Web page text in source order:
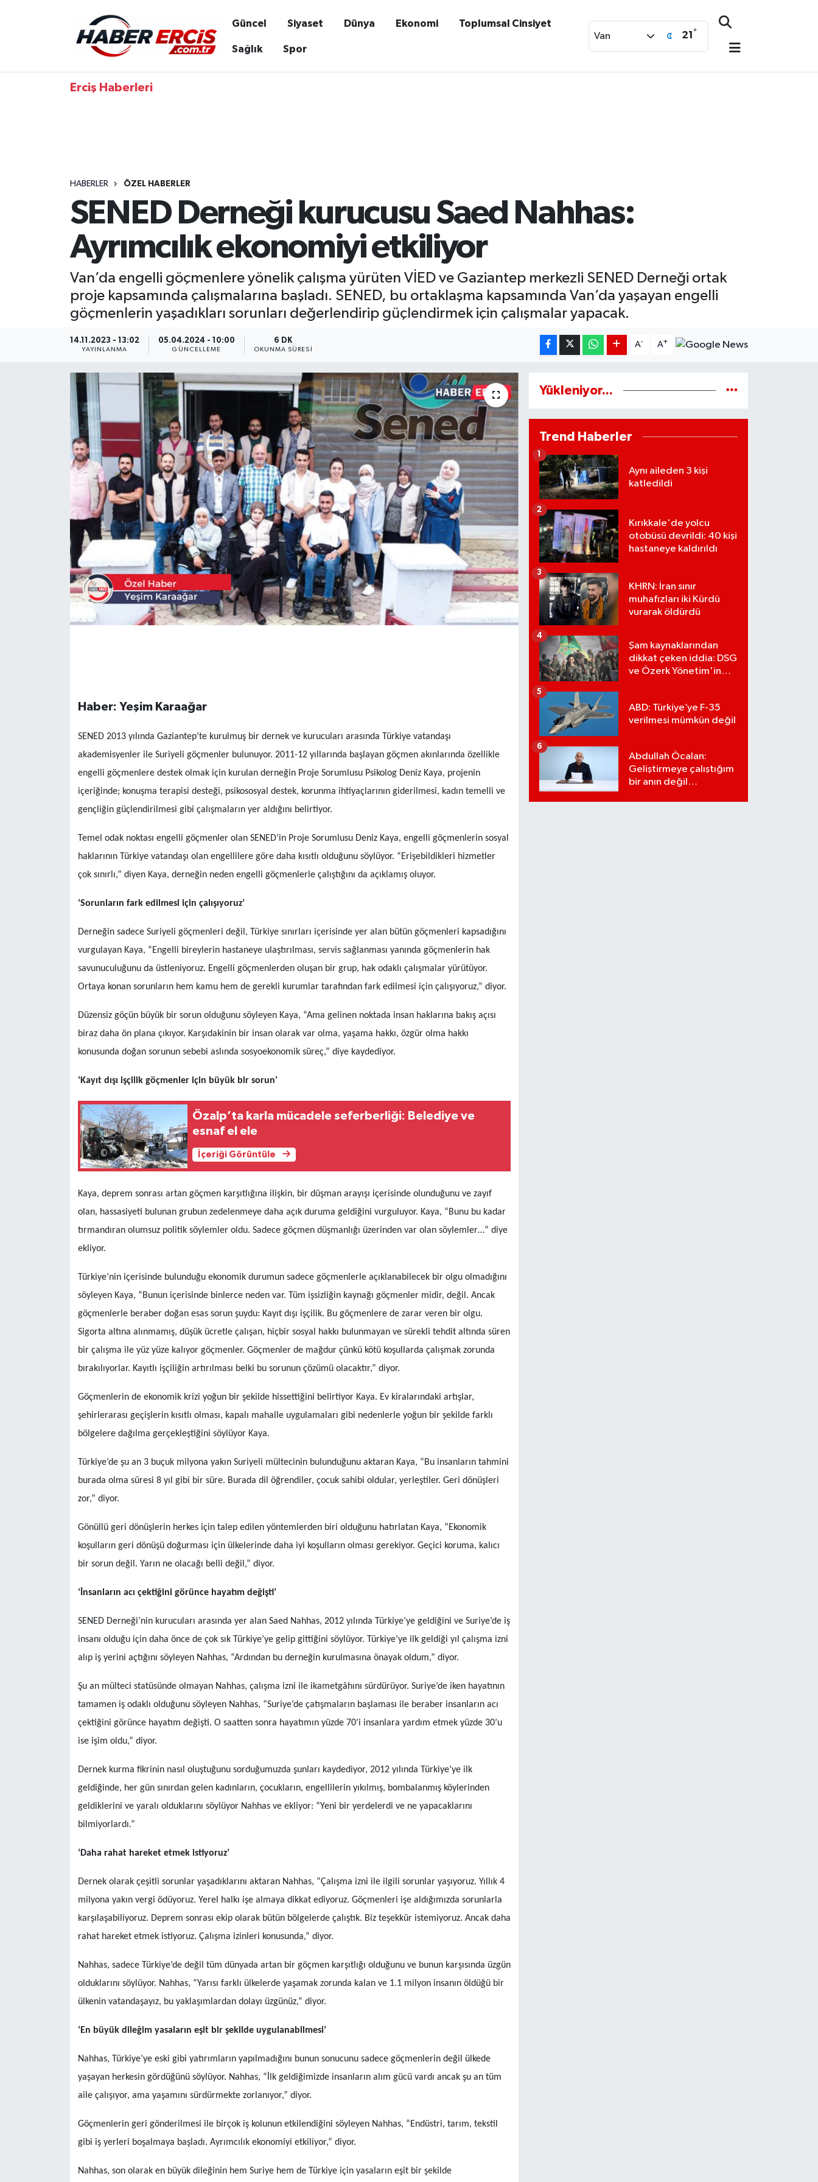
Güncel Siyaset Dünya Ekonomi Toplumsal Cinsiyet
Sağlık Spor
Van 21 °
Erciş Haberleri
HABERLER ÖZEL HABERLER
SENED Derneği kurucusu Saed Nahhas:
Ayrımcılık ekonomiyi etkiliyor
Van’da engelli göçmenlere yönelik çalışma yürüten VİED ve Gaziantep merkezli SENED Derneği ortak
proje kapsamında çalışmalarına başladı. SENED, bu ortaklaşma kapsamında Van’da yaşayan engelli
göçmenlerin yaşadıkları sorunları değerlendirip güçlendirmek için çalışmalar yapacak.
14.11.2023 - 13:02
YAYINLANMA
05.04.2024 - 10:00
GÜNCELLEME
6 DK
OKUNMA SÜRESI
A- A+
Haber: Yeşim Karaağar
SENED 2013 yılında Gaziantep’te kurulmuş bir dernek ve kurucuları arasında Türkiye vatandaşı
akademisyenler ile Suriyeli göçmenler bulunuyor. 2011-12 yıllarında başlayan göçmen akınlarında özellikle
engelli göçmenlere destek olmak için kurulan derneğin Proje Sorumlusu Psikolog Deniz Kaya, projenin
içeriğinde; konuşma terapisi desteği, psikososyal destek, korunma ihtiyaçlarının giderilmesi, kadın temelli ve
gençliğin güçlendirilmesi gibi çalışmaların yer aldığını belirtiyor.
Temel odak noktası engelli göçmenler olan SENED’in Proje Sorumlusu Deniz Kaya, engelli göçmenlerin sosyal
haklarının Türkiye vatandaşı olan engellilere göre daha kısıtlı olduğunu söylüyor. “Erişebildikleri hizmetler
çok sınırlı,” diyen Kaya, derneğin neden engelli göçmenlerle çalıştığını da açıklamış oluyor.
‘Sorunların fark edilmesi için çalışıyoruz’
Derneğin sadece Suriyeli göçmenleri değil, Türkiye sınırları içerisinde yer alan bütün göçmenleri kapsadığını
vurgulayan Kaya, “Engelli bireylerin hastaneye ulaştırılması, servis sağlanması yanında göçmenlerin hak
savunuculuğunu da üstleniyoruz. Engelli göçmenlerden oluşan bir grup, hak odaklı çalışmalar yürütüyor.
Ortaya konan sorunların hem kamu hem de gerekli kurumlar tarafından fark edilmesi için çalışıyoruz,” diyor.
Düzensiz göçün büyük bir sorun olduğunu söyleyen Kaya, “Ama gelinen noktada insan haklarına bakış açısı
biraz daha ön plana çıkıyor. Karşıdakinin bir insan olarak var olma, yaşama hakkı, özgür olma hakkı
konusunda doğan sorunun sebebi aslında sosyoekonomik süreç,” diye kaydediyor.
‘Kayıt dışı işçilik göçmenler için büyük bir sorun’
Özalp’ta karla mücadele seferberliği: Belediye ve
esnaf el ele
İçeriği Görüntüle
Kaya, deprem sonrası artan göçmen karşıtlığına ilişkin, bir düşman arayışı içerisinde olunduğunu ve zayıf
olan, hassasiyeti bulunan grubun zedelenmeye daha açık duruma geldiğini vurguluyor. Kaya, “Bunu bu kadar
tırmandıran olumsuz politik söylemler oldu. Sadece göçmen düşmanlığı üzerinden var olan söylemler…” diye
ekliyor.
Türkiye’nin içerisinde bulunduğu ekonomik durumun sadece göçmenlerle açıklanabilecek bir olgu olmadığını
söyleyen Kaya, “Bunun içerisinde binlerce neden var. Tüm işsizliğin kaynağı göçmenler midir, değil. Ancak
göçmenlerle beraber doğan esas sorun şuydu: Kayıt dışı işçilik. Bu göçmenlere de zarar veren bir olgu.
Sigorta altına alınmamış, düşük ücretle çalışan, hiçbir sosyal hakkı bulunmayan ve sürekli tehdit altında süren
bir çalışma ile yüz yüze kalıyor göçmenler. Göçmenler de mağdur çünkü kötü koşullarda çalışmak zorunda
bırakılıyorlar. Kayıtlı işçiliğin artırılması belki bu sorunun çözümü olacaktır,” diyor.
Göçmenlerin de ekonomik krizi yoğun bir şekilde hissettiğini belirtiyor Kaya. Ev kiralarındaki artışlar,
şehirlerarası geçişlerin kısıtlı olması, kapalı mahalle uygulamaları gibi nedenlerle yoğun bir şekilde farklı
bölgelere dağılma gerçekleştiğini söylüyor Kaya.
Türkiye’de şu an 3 buçuk milyona yakın Suriyeli mültecinin bulunduğunu aktaran Kaya, “Bu insanların tahmini
burada olma süresi 8 yıl gibi bir süre. Burada dil öğrendiler, çocuk sahibi oldular, yerleştiler. Geri dönüşleri
zor,” diyor.
Gönüllü geri dönüşlerin herkes için talep edilen yöntemlerden biri olduğunu hatırlatan Kaya, “Ekonomik
koşulların geri dönüşü doğurması için ülkelerinde daha iyi koşulların olması gerekiyor. Geçici koruma, kalıcı
bir sorun değil. Yarın ne olacağı belli değil,” diyor.
‘İnsanların acı çektiğini görünce hayatım değişti’
SENED Derneği’nin kurucuları arasında yer alan Saed Nahhas, 2012 yılında Türkiye’ye geldiğini ve Suriye’de iş
insanı olduğu için daha önce de çok sık Türkiye’ye gelip gittiğini söylüyor. Türkiye’ye ilk geldiği yıl çalışma izni
alıp iş yerini açtığını söyleyen Nahhas, “Ardından bu derneğin kurulmasına önayak oldum,” diyor.
Şu an mülteci statüsünde olmayan Nahhas, çalışma izni ile ikametgâhını sürdürüyor. Suriye’de iken hayatının
tamamen iş odaklı olduğunu söyleyen Nahhas, “Suriye’de çatışmaların başlaması ile beraber insanların acı
çektiğini görünce hayatım değişti. O saatten sonra hayatımın yüzde 70’i insanlara yardım etmek yüzde 30’u
ise işim oldu,” diyor.
Dernek kurma fikrinin nasıl oluştuğunu sorduğumuzda şunları kaydediyor, 2012 yılında Türkiye’ye ilk
geldiğinde, her gün sınırdan gelen kadınların, çocukların, engellilerin yıkılmış, bombalanmış köylerinden
geldiklerini ve yaralı olduklarını söylüyor Nahhas ve ekliyor: “Yeni bir yerdelerdi ve ne yapacaklarını
bilmiyorlardı.”
‘Daha rahat hareket etmek istiyoruz’
Dernek olarak çeşitli sorunlar yaşadıklarını aktaran Nahhas, “Çalışma izni ile ilgili sorunlar yaşıyoruz. Yıllık 4
milyona yakın vergi ödüyoruz. Yerel halkı işe almaya dikkat ediyoruz. Göçmenleri işe aldığımızda sorunlarla
karşılaşabiliyoruz. Deprem sonrası ekip olarak bütün bölgelerde çalıştık. Biz teşekkür istemiyoruz. Ancak daha
rahat hareket etmek istiyoruz. Çalışma izinleri konusunda,” diyor.
Nahhas, sadece Türkiye’de değil tüm dünyada artan bir göçmen karşıtlığı olduğunu ve bunun karşısında üzgün
olduklarını söylüyor. Nahhas, “Yarısı farklı ülkelerde yaşamak zorunda kalan ve 1.1 milyon insanın öldüğü bir
ülkenin vatandaşayız, bu yaklaşımlardan dolayı üzgünüz,” diyor.
‘En büyük dileğim yasaların eşit bir şekilde uygulanabilmesi’
Nahhas, Türkiye’ye eski gibi yatırımların yapılmadığını bunun sonucunu sadece göçmenlerin değil ülkede
yaşayan herkesin gördüğünü söylüyor. Nahhas, “İlk geldiğimizde insanların alım gücü vardı ancak şu an tüm
aile çalışıyor, ama yaşamını sürdürmekte zorlanıyor,” diyor.
Göçmenlerin geri gönderilmesi ile birçok iş kolunun etkilendiğini söyleyen Nahhas, “Endüstri, tarım, tekstil
gibi iş yerleri boşalmaya başladı. Ayrımcılık ekonomiyi etkiliyor,” diyor.
Nahhas, son olarak en büyük dileğinin hem Suriye hem de Türkiye için yasaların eşit bir şekilde
Yükleniyor...
Trend Haberler
Aynı aileden 3 kişi
katledildi
1
Kırıkkale'de yolcu
otobüsü devrildi: 40 kişi
hastaneye kaldırıldı
2
KHRN: İran sınır
muhafızları iki Kürdü
vurarak öldürdü
3
Şam kaynaklarından
dikkat çeken iddia: DSG
ve Özerk Yönetim'in
4
ABD: Türkiye’ye F-35
verilmesi mümkün değil
5
Abdullah Öcalan:
Geliştirmeye çalıştığım
bir anın değil
6